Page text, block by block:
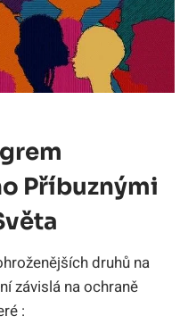
Příbuznými
druhů na
závislá na ochraně
: